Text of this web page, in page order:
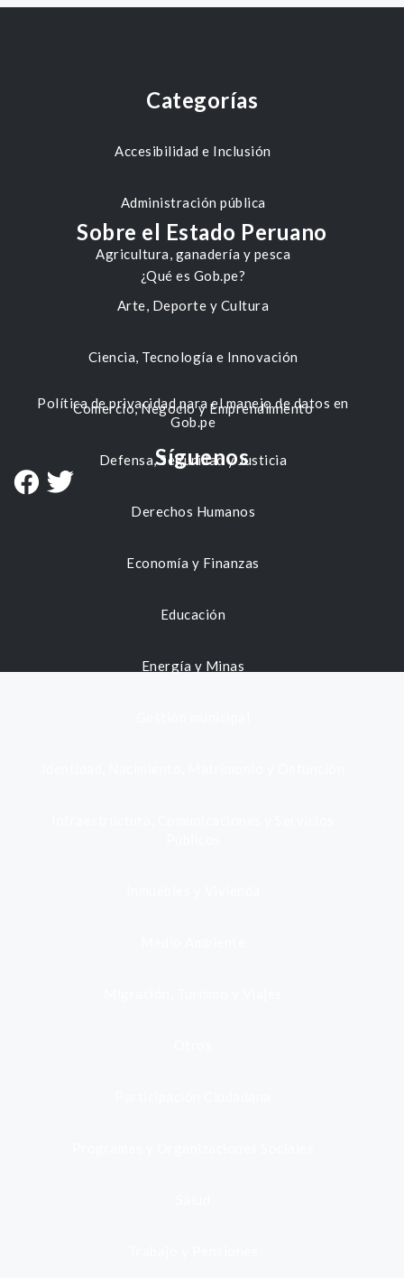
Categorías
Accesibilidad e Inclusión
Administración pública
Agricultura, ganadería y pesca
Arte, Deporte y Cultura
Ciencia, Tecnología e Innovación
Comercio, Negocio y Emprendimiento
Defensa, Seguridad y Justicia
Derechos Humanos
Economía y Finanzas
Educación
Energía y Minas
Sobre el Estado Peruano
¿Qué es Gob.pe?
Política de privacidad para el manejo de datos en
Gob.pe
Síguenos